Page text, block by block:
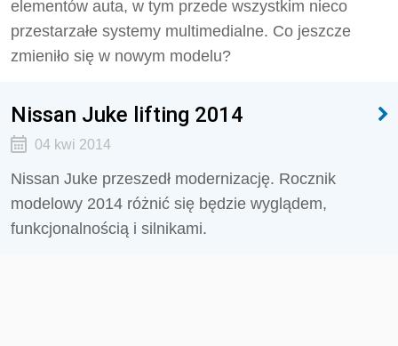
elementów auta, w tym przede wszystkim nieco
przestarzałe systemy multimedialne. Co jeszcze
zmieniło się w nowym modelu?
Nissan Juke lifting 2014
04 kwi 2014
Nissan Juke przeszedł modernizację. Rocznik
modelowy 2014 różnić się będzie wyglądem,
funkcjonalnością i silnikami.